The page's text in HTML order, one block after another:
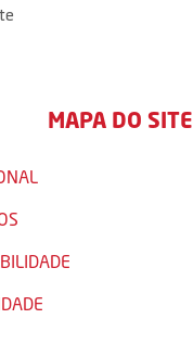
MAPA DO SITE